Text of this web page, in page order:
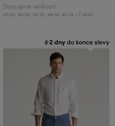
Dostupné velikosti:
29/32 30/32 32/32 38/32 42/32 +7 další
2 dny do konce slevy